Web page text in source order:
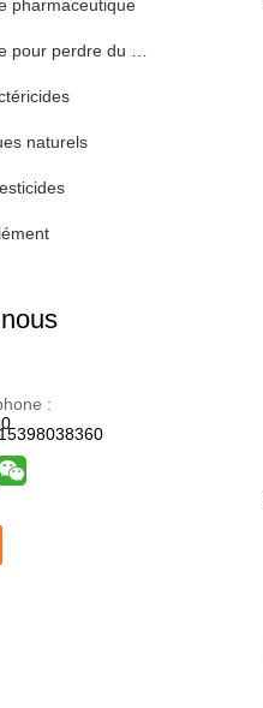
pharmaceutique
pour perdre du poids
naturels
: